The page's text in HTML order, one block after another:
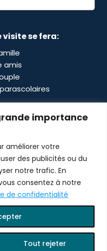
importance
améliorer votre
des publicités ou du
notre trafic. En
consentez à notre
de confidentialité
Tout rejeter
se fera:
amis
Bioparc